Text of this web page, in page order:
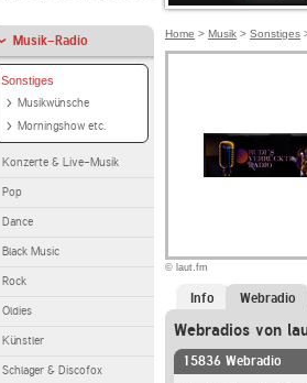
Musik-Radio
Sonstiges
Musikwünsche
Morningshow etc.
Konzerte & Live-Musik
Pop
Dance
Black Music
Rock
Oldies
Künstler
Schlager & Discofox
Home > Musik > Sonstiges
© laut.fm
Info Webradio
Webradios von
15836 Webradio